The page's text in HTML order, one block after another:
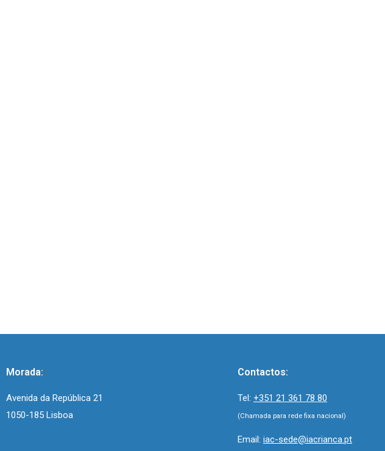
Morada:
Avenida da República 21
1050-185 Lisboa
Contactos:
Tel: +351 21 361 78 80
(Chamada para rede fixa nacional)
Email: iac-sede@iacrianca.pt